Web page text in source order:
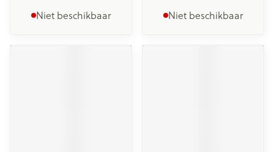
Niet beschikbaar Niet beschikbaar